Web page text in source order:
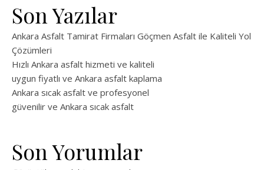
Son Yazılar
Ankara Asfalt Tamirat Firmaları Göçmen Asfalt ile Kaliteli Yol
Çözümleri
Hızlı Ankara asfalt hizmeti ve kaliteli
uygun fiyatlı ve Ankara asfalt kaplama
Ankara sıcak asfalt ve profesyonel
güvenilir ve Ankara sıcak asfalt
Son Yorumlar